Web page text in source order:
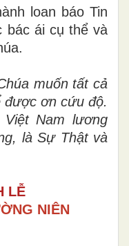
loan báo Tin
bác ái cụ thể và
úa muốn tất cả
được ơn cứu độ.
Việt Nam lương
làSựThật và
LỄ
NIÊN